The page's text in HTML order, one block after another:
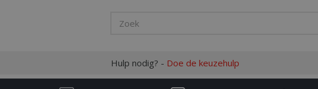
Hulp nodig? - Doe de keuzehulp